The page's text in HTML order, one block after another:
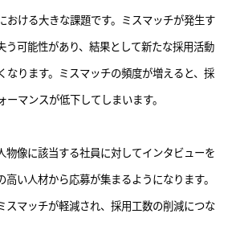
おける大きな課題です。ミスマッチが発生す
う可能性があり、結果として新たな採用活動
なります。ミスマッチの頻度が増えると、採
マンスが低下してしまいます。
物像に該当する社員に対してインタビューを
い人材から応募が集まるようになります。
スマッチが軽減され、採用工数の削減につな